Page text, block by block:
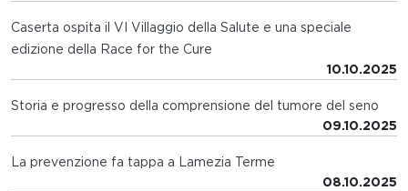
Caserta ospita il VI Villaggio della Salute e una speciale
edizione della Race for the Cure
10.10.2025
Storia e progresso della comprensione del tumore del seno
09.10.2025
La prevenzione fa tappa a Lamezia Terme
08.10.2025